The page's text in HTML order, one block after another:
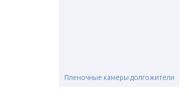
Пленочные камеры долгожители